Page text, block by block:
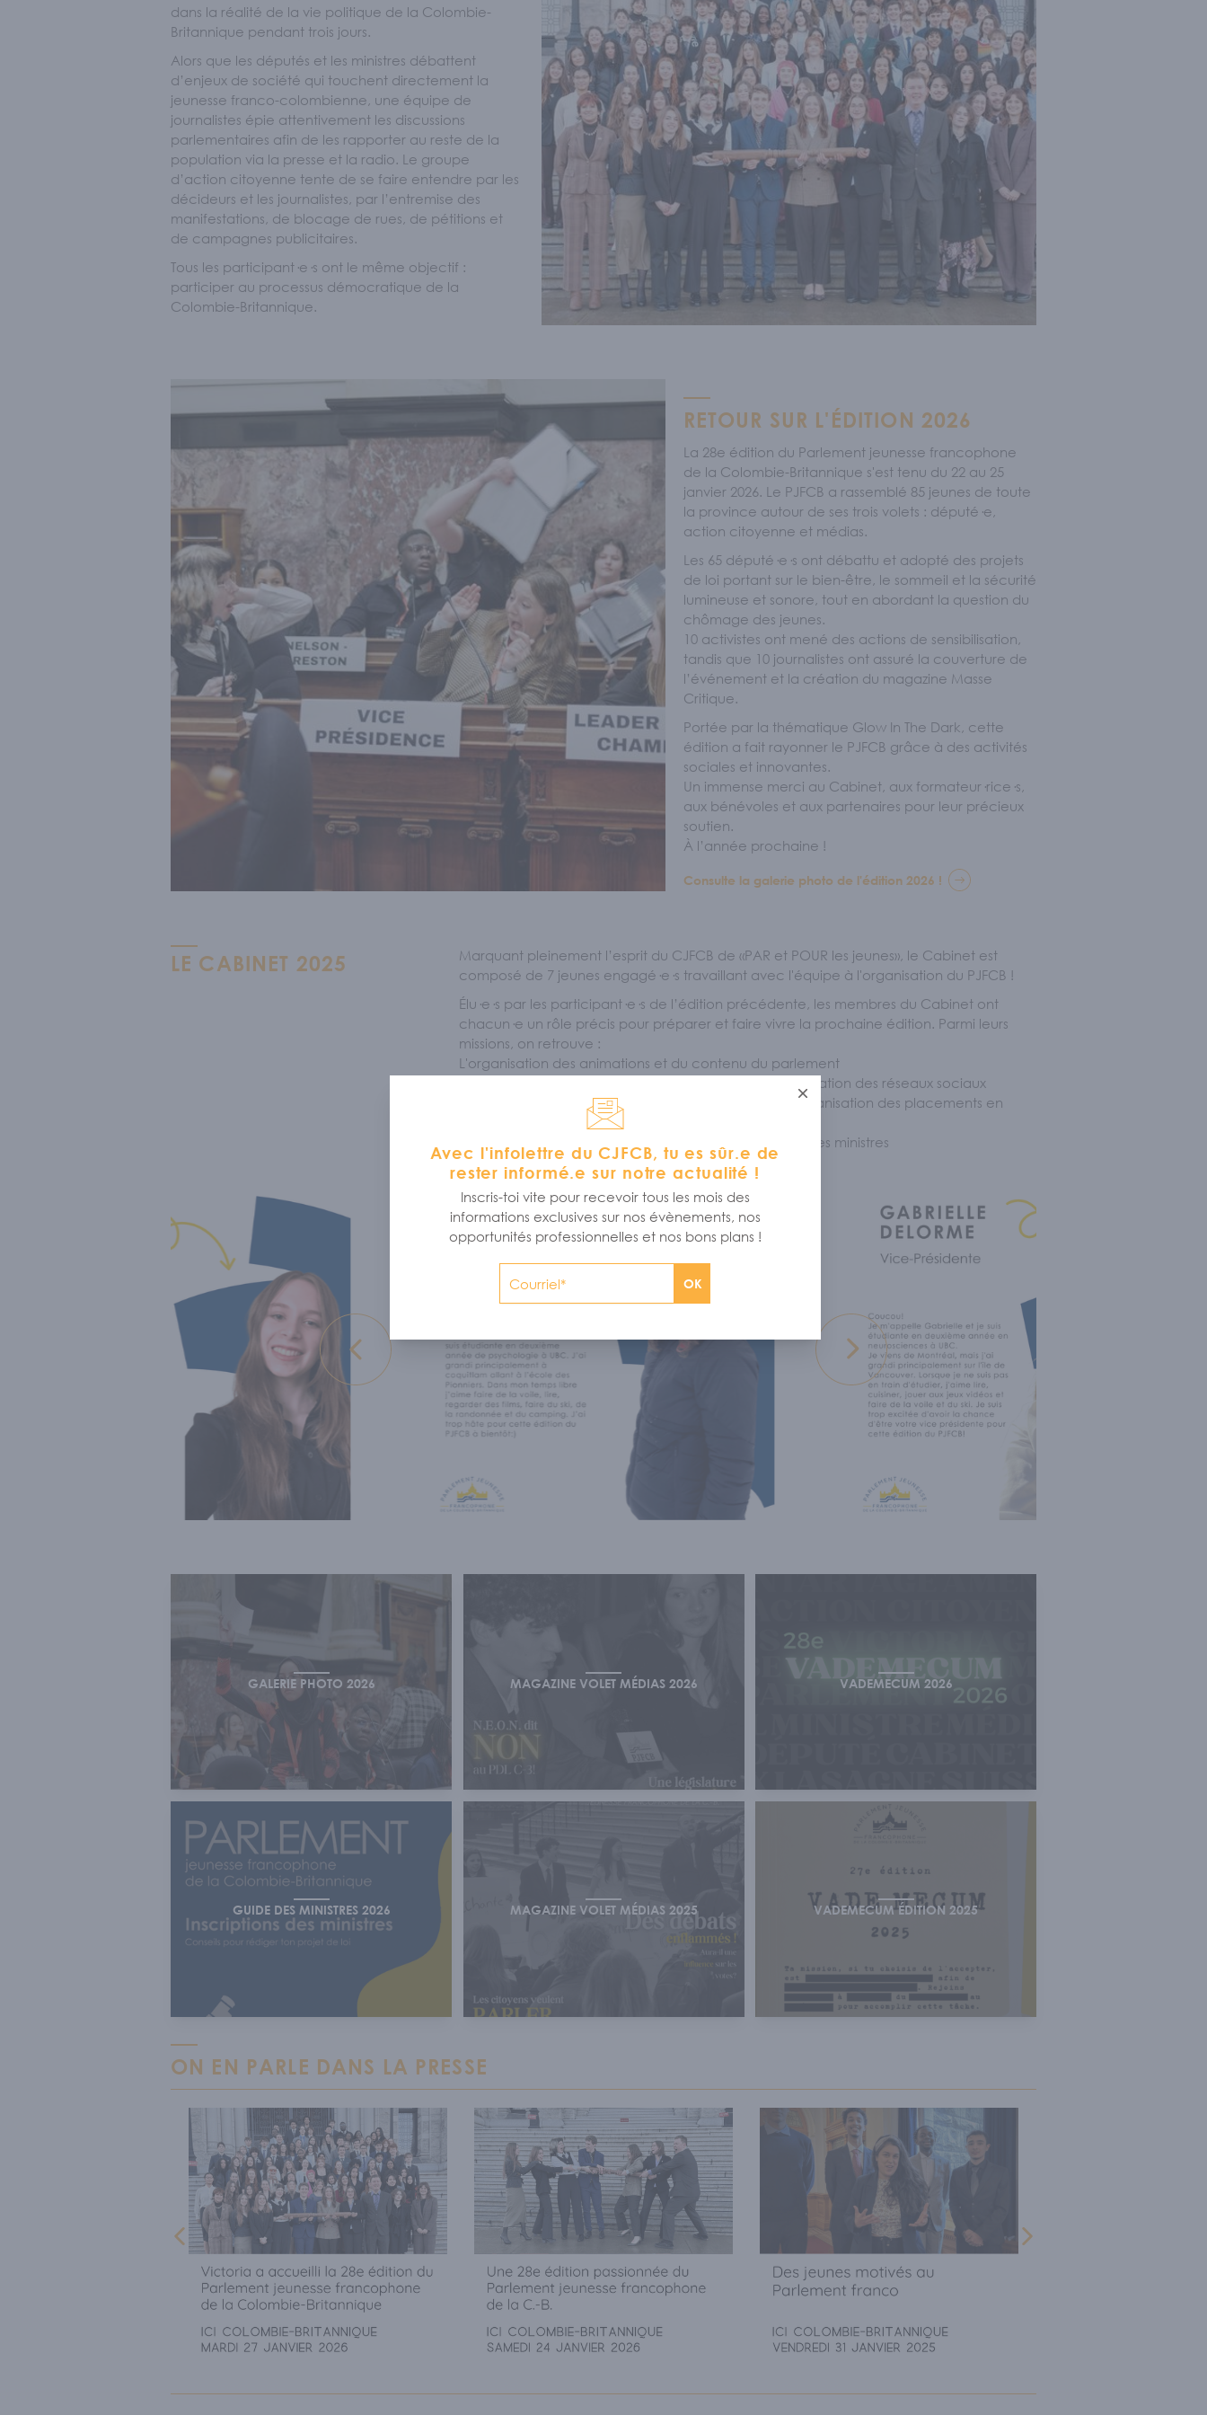
dans la réalité de la vie politique de la Colombie-
Britannique pendant trois jours.
Alors que les députés et les ministres débattent
d’enjeux de société qui touchent directement la
jeunesse franco-colombienne, une équipe de
journalistes épie attentivement les discussions
parlementaires afin de les rapporter au reste de la
population via la presse et la radio. Le groupe
d’action citoyenne tente de se faire entendre par les
décideurs et les journalistes, par l’entremise des
manifestations, de blocage de rues, de pétitions et
de campagnes publicitaires.
Tous les participant·e·s ont le même objectif :
participer au processus démocratique de la
Colombie-Britannique.
RETOUR SUR L'ÉDITION 2026
La 28e édition du Parlement jeunesse francophone
de la Colombie-Britannique s'est tenu du 22 au 25
janvier 2026. Le PJFCB a rassemblé 85 jeunes de toute
la province autour de ses trois volets : député·e,
action citoyenne et médias.
Les 65 député·e·s ont débattu et adopté des projets
de loi portant sur le bien-être, le sommeil et la sécurité
lumineuse et sonore, tout en abordant la question du
chômage des jeunes.
10 activistes ont mené des actions de sensibilisation,
tandis que 10 journalistes ont assuré la couverture de
l’événement et la création du magazine Masse
Critique.
Portée par la thématique Glow In The Dark, cette
édition a fait rayonner le PJFCB grâce à des activités
sociales et innovantes.
Un immense merci au Cabinet, aux formateur·rice·s,
aux bénévoles et aux partenaires pour leur précieux
soutien.
À l’année prochaine !
Consulte la galerie photo de l'édition 2026 !
LE CABINET 2025
Marquant pleinement l’esprit du CJFCB de «PAR et POUR les jeunes», le Cabinet est
composé de 7 jeunes engagé·e·s travaillant avec l'équipe à l'organisation du PJFCB !
Élu·e·s par les participant·e·s de l’édition précédente, les membres du Cabinet ont
chacun·e un rôle précis pour préparer et faire vivre la prochaine édition. Parmi leurs
missions, on retrouve :
L'organisation des animations et du contenu du parlement
Le choix de la thématique, du contenu créatif et l'animation des réseaux sociaux
La gestion des horaires de débats et des activités, l'organisation des placements en
La sélection des projets de loi et l'accompagnement des ministres
GALERIE PHOTO 2026 MAGAZINE VOLET MÉDIAS 2026 VADEMECUM 2026
GUIDE DES MINISTRES 2026 MAGAZINE VOLET MÉDIAS 2025 VADEMECUM ÉDITION 2025
ON EN PARLE DANS LA PRESSE
Fermer
Avec l'infolettre du CJFCB, tu es sûr.e de
rester informé.e sur notre actualité !
Inscris-toi vite pour recevoir tous les mois des
informations exclusives sur nos évènements, nos
opportunités professionnelles et nos bons plans !
OK